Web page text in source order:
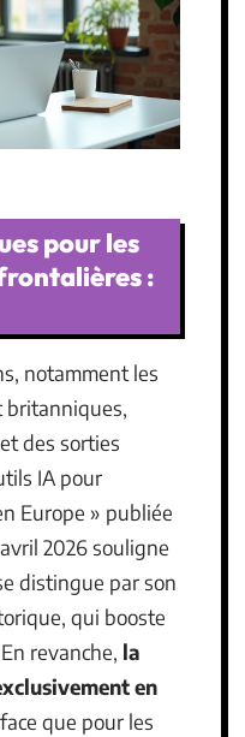
pour les
:
notamment les
britanniques,
des sorties
IA pour
Europe » publiée
2026 souligne
distingue par son
qui booste
revanche, la
en
que pour les